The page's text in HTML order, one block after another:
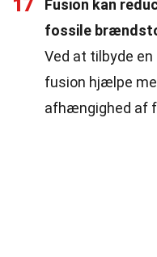
17
Fusion kan
fossile
Ved at tilbyde en
fusion hjælpe
afhængighed af